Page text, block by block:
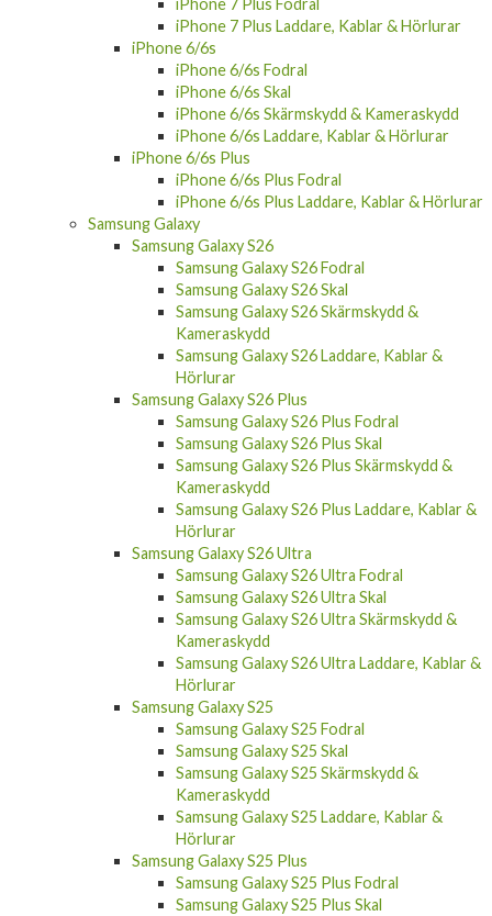
iPhone 7 Plus Laddare, Kablar & Hörlurar
iPhone 6/6s
iPhone 6/6s Fodral
iPhone 6/6s Skal
iPhone 6/6s Skärmskydd & Kameraskydd
iPhone 6/6s Laddare, Kablar & Hörlurar
iPhone 6/6s Plus
iPhone 6/6s Plus Fodral
iPhone 6/6s Plus Laddare, Kablar & Hörlurar
Samsung Galaxy
Samsung Galaxy S26
Samsung Galaxy S26 Fodral
Samsung Galaxy S26 Skal
Samsung Galaxy S26 Skärmskydd &
Kameraskydd
Samsung Galaxy S26 Laddare, Kablar &
Hörlurar
Samsung Galaxy S26 Plus
Samsung Galaxy S26 Plus Fodral
Samsung Galaxy S26 Plus Skal
Samsung Galaxy S26 Plus Skärmskydd &
Kameraskydd
Samsung Galaxy S26 Plus Laddare, Kablar &
Hörlurar
Samsung Galaxy S26 Ultra
Samsung Galaxy S26 Ultra Fodral
Samsung Galaxy S26 Ultra Skal
Samsung Galaxy S26 Ultra Skärmskydd &
Kameraskydd
Samsung Galaxy S26 Ultra Laddare, Kablar &
Hörlurar
Samsung Galaxy S25
Samsung Galaxy S25 Fodral
Samsung Galaxy S25 Skal
Samsung Galaxy S25 Skärmskydd &
Kameraskydd
Samsung Galaxy S25 Laddare, Kablar &
Hörlurar
Samsung Galaxy S25 Plus
Samsung Galaxy S25 Plus Fodral
Samsung Galaxy S25 Plus Skal
Samsung Galaxy S25 Plus Skärmskydd &